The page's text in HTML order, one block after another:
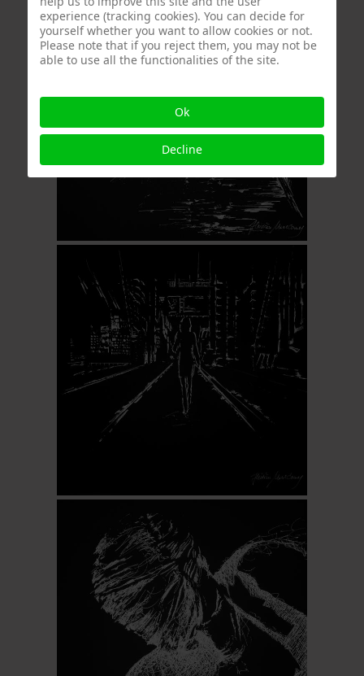
experience (tracking cookies). You can decide for
yourself whether you want to allow cookies or not.
Please note that if you reject them, you may not be
able to use all the functionalities of the site.
Ok
Decline